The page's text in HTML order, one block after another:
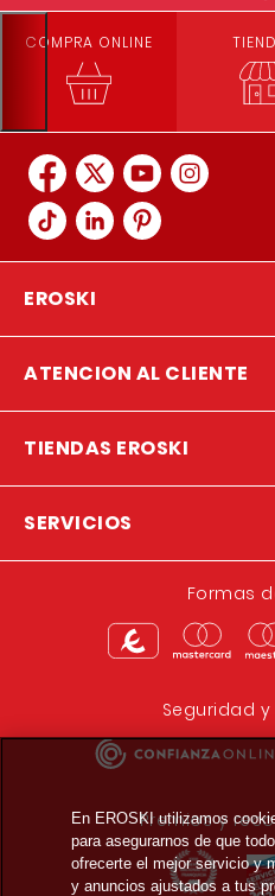
Carrer de les Carabasses 17
EROSKI/city ALZIRA
COMPRA ONLINE
EROSKI
ATENCION AL CLIENTE
TIENDAS EROSKI
SERVICIOS
Formas
Seguridad
Premios y
En EROSKI utilizamos
para asegurarnos de que
ofrecerte el mejor servicio y
y anuncios ajustados a tus